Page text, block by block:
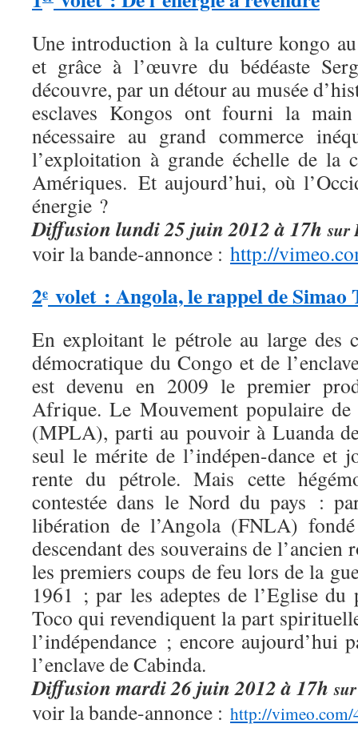
Une introduction à la culture kongo
et grâce à l’œuvre du bédéaste
découvre, par un détour au musée
esclaves Kongos ont fourni la
nécessaire au grand commerce
l’exploitation à grande échelle de la
Amériques. Et aujourd’hui, où
énergie ?
Diffusion lundi 25 juin 2012 à 17h sur
voir la bande-annonce : http://
2e volet : Angola, le rappel de Simao
En exploitant le pétrole au large des
démocratique du Congo et de
est devenu en 2009 le premier
Afrique. Le Mouvement populaire
(MPLA), parti au pouvoir à Luanda
seul le mérite de l’indépen-dance et
rente du pétrole. Mais cette
contestée dans le Nord du pays :
libération de l’Angola (FNLA)
descendant des souverains de
les premiers coups de feu lors de la
1961 ; par les adeptes de l’Eglise du
Toco qui revendiquent la part
l’indépendance ; encore aujourd’hui
l’enclave de Cabinda.
Diffusion mardi 26 juin 2012 à 17h
voir la bande-annonce : http://vimeo.com/